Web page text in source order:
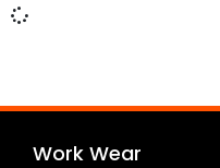
Work Wear